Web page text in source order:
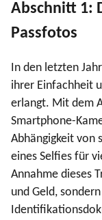
Abschnitt 1:
Passfotos
In den letzten
ihrer Einfachheit
erlangt. Mit dem
Smartphone-
Abhängigkeit von
eines Selfies für
Annahme dieses
und Geld,